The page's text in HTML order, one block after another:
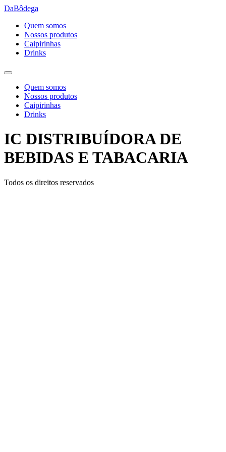
Ir
conteúdo
DaBôdega
Quem somos
Nossos produtos
Caipirinhas
Drinks
Quem somos
Nossos produtos
Caipirinhas
Drinks
IC DISTRIBUÍDORA DE
BEBIDAS E TABACARIA
Todos os direitos reservados